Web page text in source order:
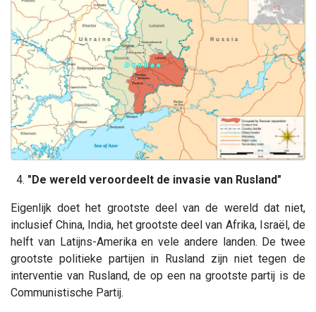
4. "De wereld veroordeelt de invasie van Rusland"
Eigenlijk doet het grootste deel van de wereld dat niet,
inclusief China, India, het grootste deel van Afrika, Israël, de
helft van Latijns-Amerika en vele andere landen. De twee
grootste politieke partijen in Rusland zijn niet tegen de
interventie van Rusland, de op een na grootste partij is de
Communistische Partij.